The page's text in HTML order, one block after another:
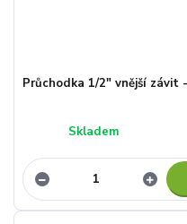
Průchodka 1/2" vnější závit
Skladem